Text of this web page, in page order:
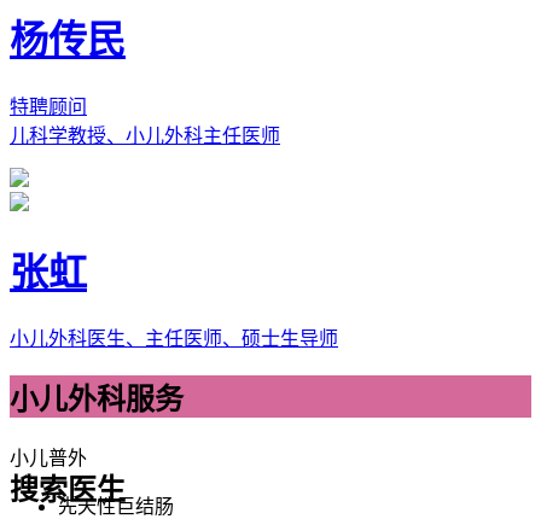
杨传民
特聘顾问
儿科学教授、小儿外科主任医师
张虹
小儿外科医生、主任医师、硕士生导师
小儿外科服务
小儿普外
先天性巨结肠
搜索医生